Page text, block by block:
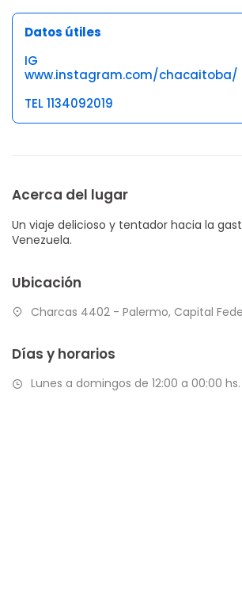
Datos útiles
IG
www.instagram.com/chacaitoba/
TEL 1134092019
Acerca del lugar
Un viaje delicioso y tentador hacia la
Venezuela.
Ubicación
Charcas 4402 - Palermo, Capital
Días y horarios
Lunes a domingos de 12:00 a 00:00 hs.